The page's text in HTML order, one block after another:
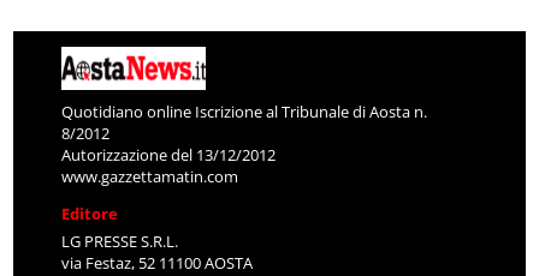
Quotidiano online Iscrizione al Tribunale di Aosta n.
8/2012
Autorizzazione del 13/12/2012
www.gazzettamatin.com
Editore
LG PRESSE S.R.L.
via Festaz, 52 11100 AOSTA